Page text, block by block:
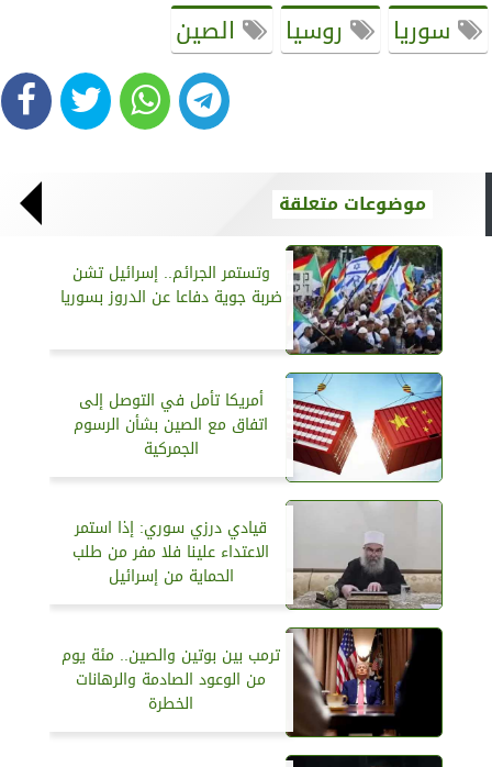
سوريا روسيا الصين
موضوعات متعلقة
وتستمر الجرائم.. إسرائيل تشن
ضربة جوية دفاعا عن الدروز بسوريا
أمريكا تأمل في التوصل إلى
اتفاق مع الصين بشأن الرسوم
الجمركية
قيادي درزي سوري: إذا استمر
الاعتداء علينا فلا مفر من طلب
الحماية من إسرائيل
ترمب بين بوتين والصين.. مئة يوم
من الوعود الصادمة والرهانات
الخطرة